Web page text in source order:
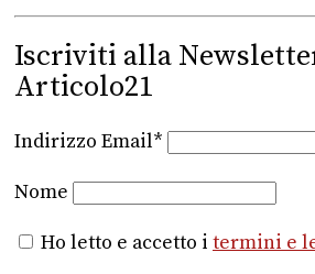
Iscriviti alla
Articolo21
Indirizzo Email*
Nome
Ho letto e accetto i termini e